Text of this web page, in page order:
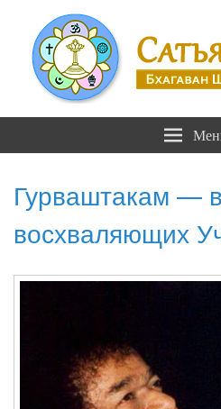
Сатья Саи .RU
Гурваштакам —
восхваляющих